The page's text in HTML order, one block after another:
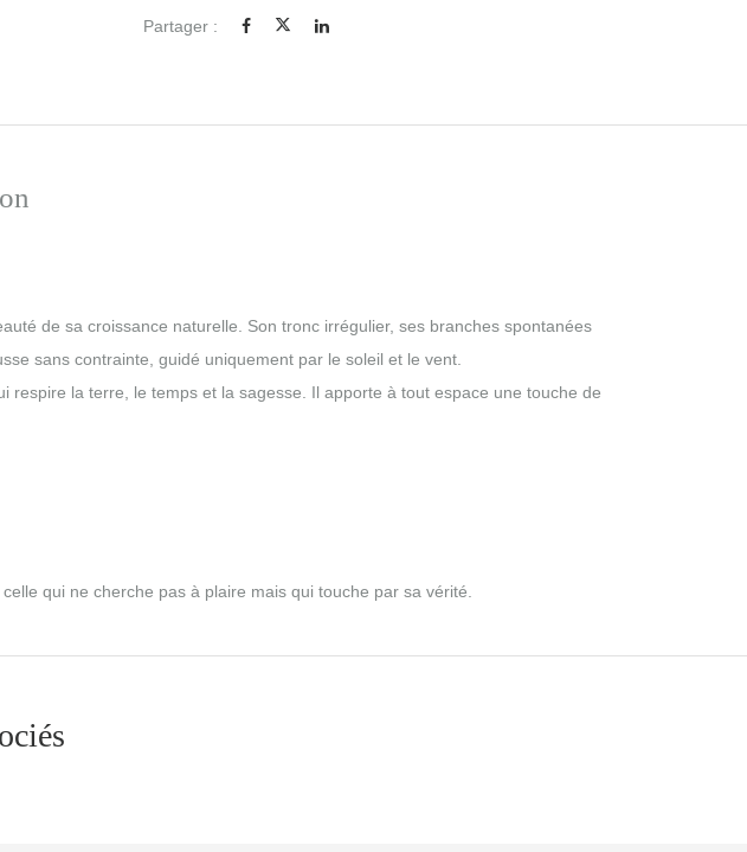
Partager :
de sa croissance naturelle. Son tronc irrégulier, ses branches spontanées
sans contrainte, guidé uniquement par le soleil et le vent.
respire la terre, le temps et la sagesse. Il apporte à tout espace une touche de
qui ne cherche pas à plaire mais qui touche par sa vérité.